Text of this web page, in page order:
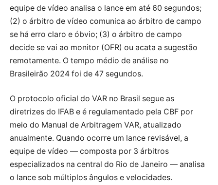
equipe de vídeo analisa o lance em até 60 segundos;
(2) o árbitro de vídeo comunica ao árbitro de campo
se há erro claro e óbvio; (3) o árbitro de campo
decide se vai ao monitor (OFR) ou acata a sugestão
remotamente. O tempo médio de análise no
Brasileirão 2024 foi de 47 segundos.
O protocolo oficial do VAR no Brasil segue as
diretrizes do IFAB e é regulamentado pela CBF por
meio do Manual de Arbitragem VAR, atualizado
anualmente. Quando ocorre um lance revisável, a
equipe de vídeo — composta por 3 árbitros
especializados na central do Rio de Janeiro — analisa
o lance sob múltiplos ângulos e velocidades.